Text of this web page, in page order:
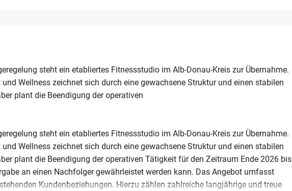
steht ein etabliertes Fitnessstudio im Alb-Donau-Kreis zur Übernahme.
Wellness zeichnet sich durch eine gewachsene Struktur und einen stabilen
plant die Beendigung der operativen
steht ein etabliertes Fitnessstudio im Alb-Donau-Kreis zur Übernahme.
Wellness zeichnet sich durch eine gewachsene Struktur und einen stabilen
plant die Beendigung der operativen Tätigkeit für den Zeitraum Ende 2026 bis
an einen Nachfolger gewährleistet werden kann. Das Angebot umfasst
Kundenbeziehungen. Hierzu zählen zahlreiche langjährige und treue